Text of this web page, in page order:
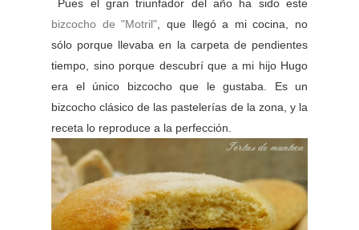
Pues el gran triunfador del año ha sido este
bizcocho de "Motril" , que llegó a mi cocina, no
sólo porque llevaba en la carpeta de pendientes
tiempo, sino porque descubrí que a mi hijo Hugo
era el único bizcocho que le gustaba. Es un
bizcocho clásico de las pastelerías de la zona, y la
receta lo reproduce a la perfección.